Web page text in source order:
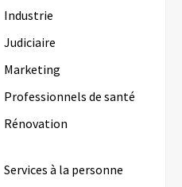
Industrie
Judiciaire
Marketing
Professionnels de santé
Rénovation
Services à la personne